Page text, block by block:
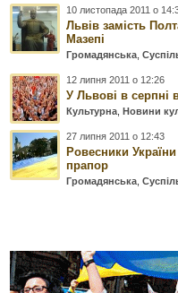
10 листопада 2011 о
Львів замість
Мазепі
Громадянська ,
12 липня 2011 о 12:26
У Львові в серпні
Культурна ,Новини
27 липня 2011 о 12:43
Ровесники
прапор
Громадянська ,